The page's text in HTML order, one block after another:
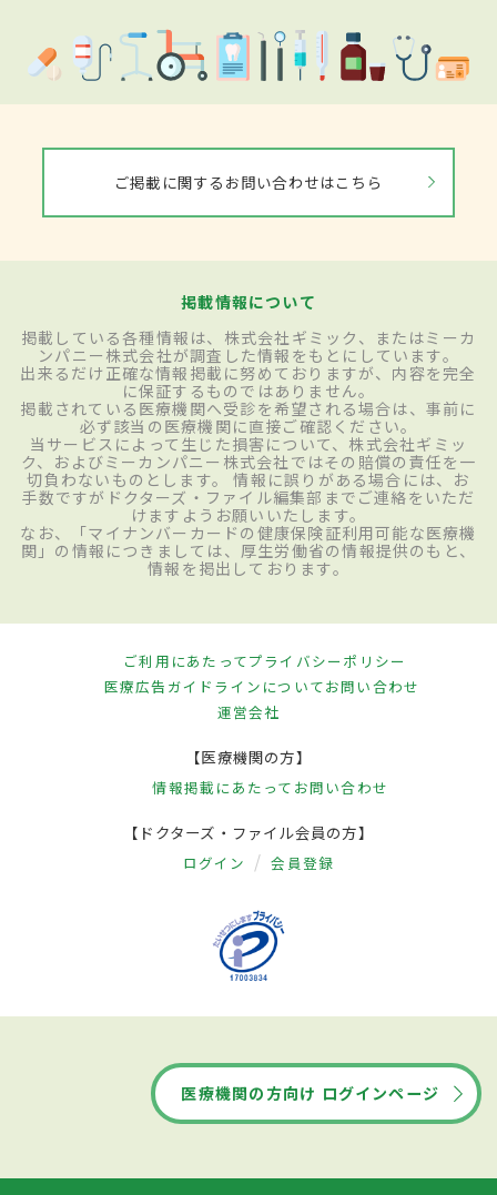
ご掲載に関するお問い合わせはこちら
掲載情報について
掲載している各種情報は、株式会社ギミック、またはミーカ
ンパニー株式会社が調査した情報をもとにしています。
出来るだけ正確な情報掲載に努めておりますが、内容を完全
に保証するものではありません。
掲載されている医療機関へ受診を希望される場合は、事前に
必ず該当の医療機関に直接ご確認ください。
当サービスによって生じた損害について、株式会社ギミッ
ク、およびミーカンパニー株式会社ではその賠償の責任を一
切負わないものとします。 情報に誤りがある場合には、お
手数ですがドクターズ・ファイル編集部までご連絡をいただ
けますようお願いいたします。
なお、「マイナンバーカードの健康保険証利用可能な医療機
関」の情報につきましては、厚生労働省の情報提供のもと、
情報を掲出しております。
ご利用にあたってプライバシーポリシー
医療広告ガイドラインについてお問い合わせ
運営会社
【医療機関の方】
情報掲載にあたって お問い合わせ
【ドクターズ・ファイル会員の方】
ログイン 会員登録
医療機関の方向け ログインページ